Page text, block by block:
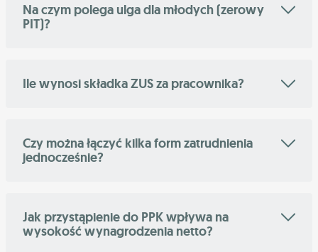
Na czym polega ulga dla młodych (zerowy
PIT)?
Ile wynosi składka ZUS za pracownika?
Czy można łączyć kilka form zatrudnienia
jednocześnie?
Jak przystąpienie do PPK wpływa na
wysokość wynagrodzenia netto?